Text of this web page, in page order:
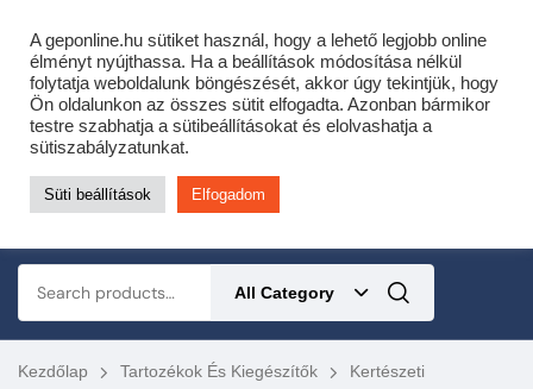
Cofidis expressz online áruhitel 0 % THM-el 10 hónapra!
Most minden akciós HQ láncfűrészhez ajándékba adunk egy fűrészláncot!
Részletek ide kattintva!
KERTÉSZETI – ERDÉSZETI – ÉPÍTŐIPARI GÉP WEBSHOP
All Category
Kezdőlap Tartozékok És Kiegészítők
Kertészeti
A geponline.hu sütiket használ, hogy a lehető legjobb online
élményt nyújthassa. Ha a beállítások módosítása nélkül
folytatja weboldalunk böngészését, akkor úgy tekintjük, hogy
Ön oldalunkon az összes sütit elfogadta. Azonban bármikor
testre szabhatja a sütibeállításokat és elolvashatja a
sütiszabályzatunkat.
Süti beállítások Elfogadom